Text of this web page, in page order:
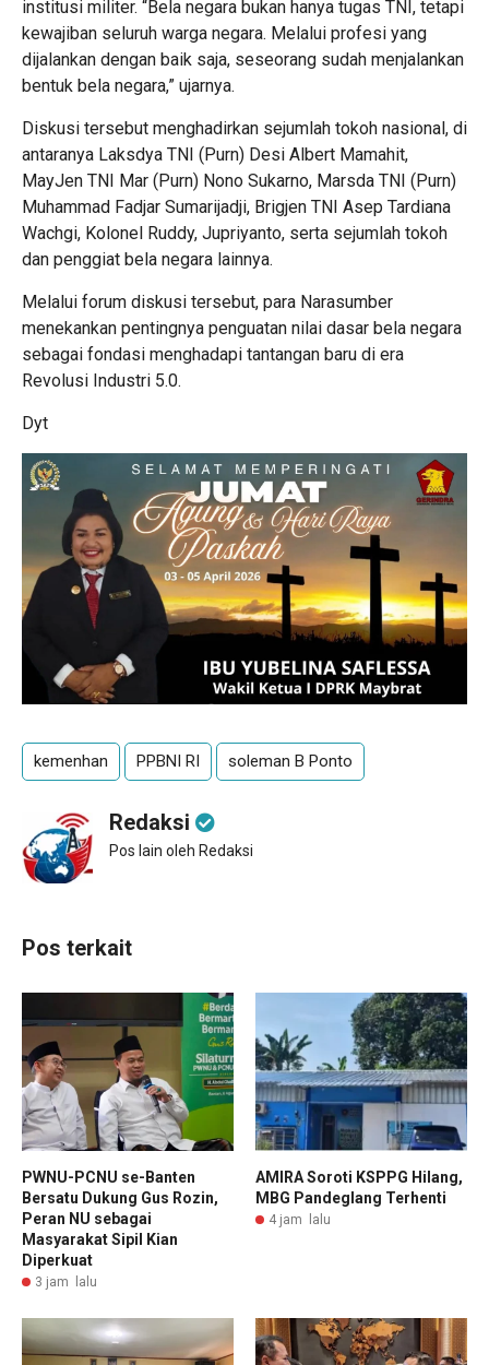
institusi militer. “Bela negara bukan hanya tugas TNI, tetapi
kewajiban seluruh warga negara. Melalui profesi yang
dijalankan dengan baik saja, seseorang sudah menjalankan
bentuk bela negara,” ujarnya.
Diskusi tersebut menghadirkan sejumlah tokoh nasional, di
antaranya Laksdya TNI (Purn) Desi Albert Mamahit,
MayJen TNI Mar (Purn) Nono Sukarno, Marsda TNI (Purn)
Muhammad Fadjar Sumarijadji, Brigjen TNI Asep Tardiana
Wachgi, Kolonel Ruddy, Jupriyanto, serta sejumlah tokoh
dan penggiat bela negara lainnya.
Melalui forum diskusi tersebut, para Narasumber
menekankan pentingnya penguatan nilai dasar bela negara
sebagai fondasi menghadapi tantangan baru di era
Revolusi Industri 5.0.
Dyt
kemenhan PPBNI RI soleman B Ponto
Redaksi
Pos lain oleh Redaksi
Pos terkait
PWNU-PCNU se-Banten
Bersatu Dukung Gus Rozin,
Peran NU sebagai
Masyarakat Sipil Kian
Diperkuat
3 jam lalu
AMIRA Soroti KSPPG Hilang,
MBG Pandeglang Terhenti
4 jam lalu